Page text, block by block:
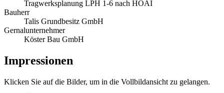
Tragwerksplanung LPH 1-6 nach HOAI
Bauherr
Talis Grundbesitz GmbH
Gernalunternehmer
Köster Bau GmbH
Impressionen
Klicken Sie auf die Bilder, um in die Vollbildansicht zu gelangen.